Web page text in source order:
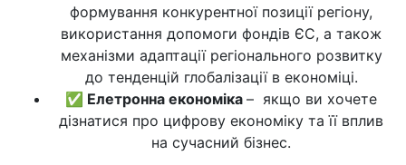
формування конкурентної позиції регіону,
використання допомоги фондів ЄС, а також
механізми адаптації регіонального розвитку
до тенденцій глобалізації в економіці.
✅ Елетронна економіка – якщо ви хочете
дізнатися про цифрову економіку та її вплив
на сучасний бізнес.